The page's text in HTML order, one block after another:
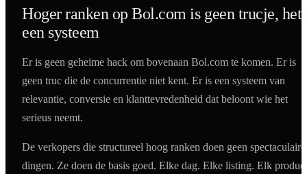
Hoger ranken op Bol.com is geen trucje, het
een systeem
Er is geen geheime hack om bovenaan Bol.com te komen. Er is
geen truc die de concurrentie niet kent. Er is een systeem van
relevantie, conversie en klanttevredenheid dat beloont wie het
serieus neemt.
De verkopers die structureel hoog ranken doen geen spectaculaire
dingen. Ze doen de basis goed. Elke dag. Elke listing. Elk